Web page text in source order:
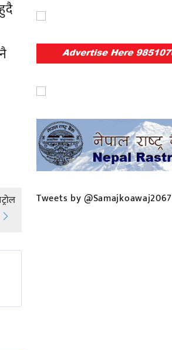
Tweets by @Samajkoawaj2067